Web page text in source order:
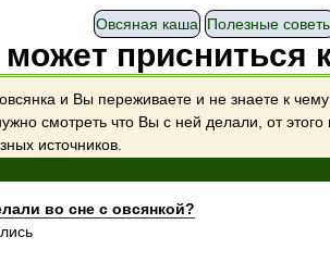
Овсяная каша Полезные
присниться
и Вы переживаете и не знаете к
смотреть что Вы с ней делали, от
источников.
во сне с овсянкой?